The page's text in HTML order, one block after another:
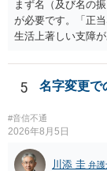
ます。
まず名（及び名の
が必要です。「正
生活上著しい支障
きわめて重要にな
的裏付けがない場
されません）。 診
原因となった事実
その発生原因及び
こと、といった説
ょう。 ただし、も
5 名字変更で
#音信不通
2026年8月5日
川添 圭 弁護